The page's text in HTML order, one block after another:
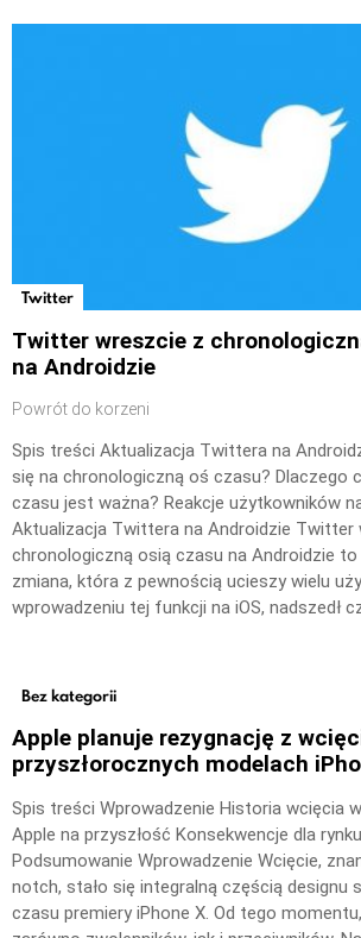
Twitter
Twitter wreszcie z
na Androidzie
Powrót do korzeni
Spis treści Aktualizacja Twittera na
się na chronologiczną oś czasu? Dlaczego
czasu jest ważna? Reakcje użytkowników
Aktualizacja Twittera na Androidzie Twitter
chronologiczną osią czasu na Androidzie to
zmiana, która z pewnością ucieszy wielu
wprowadzeniu tej funkcji na iOS, nadszedł
Bez kategorii
Apple planuje rezygnację z
przyszłorocznych modelach
Spis treści Wprowadzenie Historia wcięcia
Apple na przyszłość Konsekwencje dla
Podsumowanie Wprowadzenie Wcięcie,
notch, stało się integralną częścią designu
czasu premiery iPhone X. Od tego